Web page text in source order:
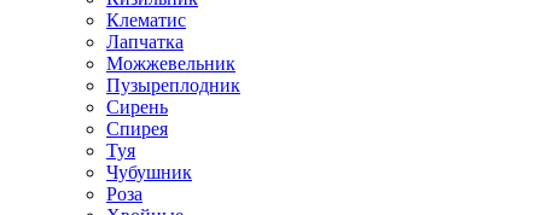
Клематис
Лапчатка
Можжевельник
Пузыреплодник
Сирень
Спирея
Туя
Чубушник
Роза